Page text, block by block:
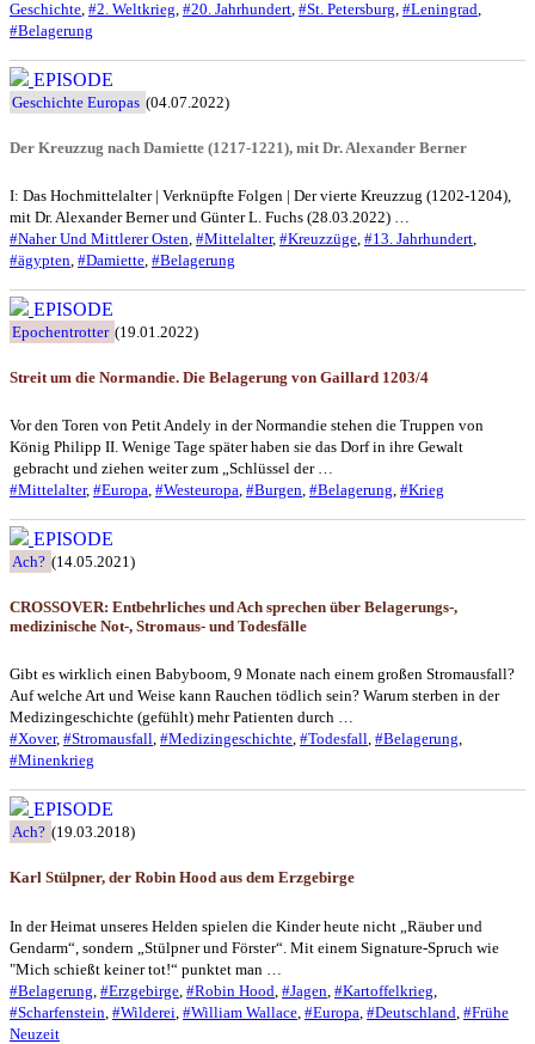
Geschichte, #2. Weltkrieg, #20. Jahrhundert, #St. Petersburg, #Leningrad,
#Belagerung
EPISODE
Geschichte Europas (04.07.2022)
Der Kreuzzug nach Damiette (1217-1221), mit Dr. Alexander Berner
I: Das Hochmittelalter | Verknüpfte Folgen | Der vierte Kreuzzug (1202-1204),
mit Dr. Alexander Berner und Günter L. Fuchs (28.03.2022) …
#Naher Und Mittlerer Osten, #Mittelalter, #Kreuzzüge, #13. Jahrhundert,
#ägypten, #Damiette, #Belagerung
EPISODE
Epochentrotter (19.01.2022)
Streit um die Normandie. Die Belagerung von Gaillard 1203/4
Vor den Toren von Petit Andely in der Normandie stehen die Truppen von
König Philipp II. Wenige Tage später haben sie das Dorf in ihre Gewalt
gebracht und ziehen weiter zum „Schlüssel der …
#Mittelalter, #Europa, #Westeuropa, #Burgen, #Belagerung, #Krieg
EPISODE
Ach? (14.05.2021)
CROSSOVER: Entbehrliches und Ach sprechen über Belagerungs-,
medizinische Not-, Stromaus- und Todesfälle
Gibt es wirklich einen Babyboom, 9 Monate nach einem großen Stromausfall?
Auf welche Art und Weise kann Rauchen tödlich sein? Warum sterben in der
Medizingeschichte (gefühlt) mehr Patienten durch …
#Xover, #Stromausfall, #Medizingeschichte, #Todesfall, #Belagerung,
#Minenkrieg
EPISODE
Ach? (19.03.2018)
Karl Stülpner, der Robin Hood aus dem Erzgebirge
In der Heimat unseres Helden spielen die Kinder heute nicht „Räuber und
Gendarm“, sondern „Stülpner und Förster“. Mit einem Signature-Spruch wie
"Mich schießt keiner tot!“ punktet man …
#Belagerung #Erzgebirge #Robin Hood #Jagen #Kartoffelkrieg
#Scharfenstein #Wilderei #William Wallace #Europa #Deutschland #Frühe
Neuzeit